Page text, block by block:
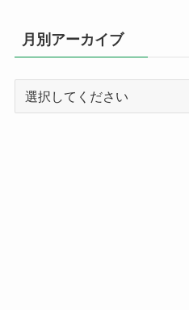
リ
ー
記
事
月別アーカイブ